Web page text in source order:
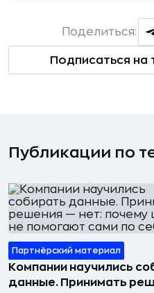
Подписаться на
Поделиться:
Публикации по
Партнёрский материал
Компании научились
данные. Принимать